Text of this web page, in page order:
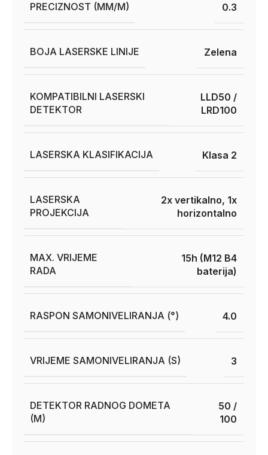
PRECIZNOST (MM/M) 0.3
BOJA LASERSKE LINIJE Zelena
KOMPATIBILNI LASERSKI
DETEKTOR
LLD50 /
LRD100
LASERSKA KLASIFIKACIJA Klasa 2
LASERSKA
PROJEKCIJA
2x vertikalno, 1x
horizontalno
MAX. VRIJEME
RADA
15h (M12 B4
baterija)
RASPON SAMONIVELIRANJA (°) 4.0
VRIJEME SAMONIVELIRANJA (S) 3
DETEKTOR RADNOG DOMETA
(M)
50 /
100